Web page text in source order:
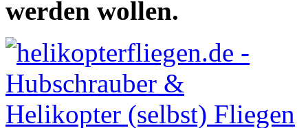
werden wollen.